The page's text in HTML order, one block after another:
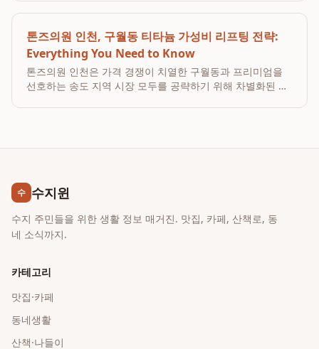
톤즈의원 인천, 구월동 티타늄 가성비 리프팅 전략:
Everything You Need to Know
톤즈의원 인천은 가격 경쟁이 치열한 구월동과 프리미엄을
선호하는 송도 지역 시장 모두를 공략하기 위해 차별화된 티
수 수지윈
수지 주민들을 위한 생활 정보 매거진. 맛집, 카페, 산책로, 동
네 소식까지.
카테고리
맛집·카페
동네생활
산책·나들이